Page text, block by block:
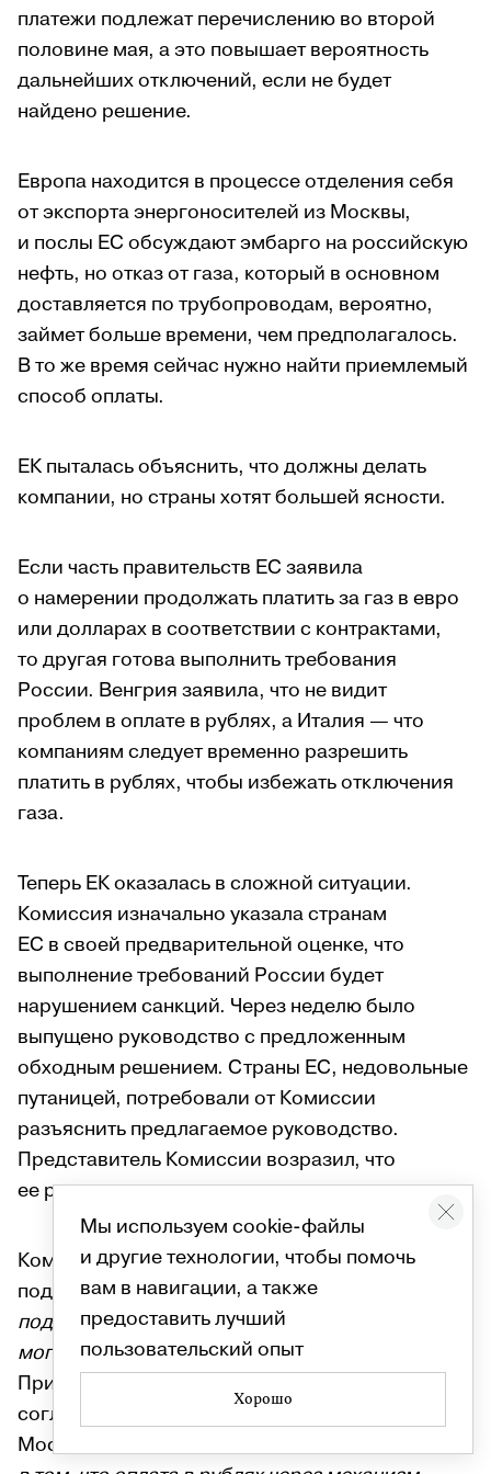
платежи подлежат перечислению во второй
половине мая, а это повышает вероятность
дальнейших отключений, если не будет
найдено решение.
Европа находится в процессе отделения себя
от экспорта энергоносителей из Москвы,
и послы ЕС обсуждают эмбарго на российскую
нефть, но отказ от газа, который в основном
доставляется по трубопроводам, вероятно,
займет больше времени, чем предполагалось.
В то же время сейчас нужно найти приемлемый
способ оплаты.
ЕК пыталась объяснить, что должны делать
компании, но страны хотят большей ясности.
Если часть правительств ЕС заявила
о намерении продолжать платить за газ в евро
или долларах в соответствии с контрактами,
то другая готова выполнить требования
России. Венгрия заявила, что не видит
проблем в оплате в рублях, а Италия — что
компаниям следует временно разрешить
платить в рублях, чтобы избежать отключения
газа.
Теперь ЕК оказалась в сложной ситуации.
Комиссия изначально указала странам
ЕС в своей предварительной оценке, что
выполнение требований России будет
нарушением санкций. Через неделю было
выпущено руководство с предложенным
обходным решением. Страны ЕС, недовольные
путаницей, потребовали от Комиссии
разъяснить предлагаемое руководство.
Представитель Комиссии возразил, что
ее руководство«все еще остается в силе».
Комиссар ЕС по энергетике Кадри Симсон
подтвердила, что Комиссия«выпустит более
подробные инструкции о том, что компании
могут и чего не могут делать в рамках санкций»
При этом маловероятно, что Брюссель
согласится с требованиями
Москвы.
Мы используем cookie-файлы
и другие технологии, чтобы помочь
вам в навигации, а также
предоставить лучший
пользовательский опыт
Хорошо